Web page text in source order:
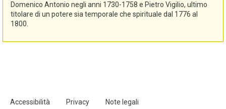
Domenico Antonio negli anni 1730-1758 e Pietro Vigilio, ultimo
titolare di un potere sia temporale che spirituale dal 1776 al
1800.
Accessibilità Privacy Note legali